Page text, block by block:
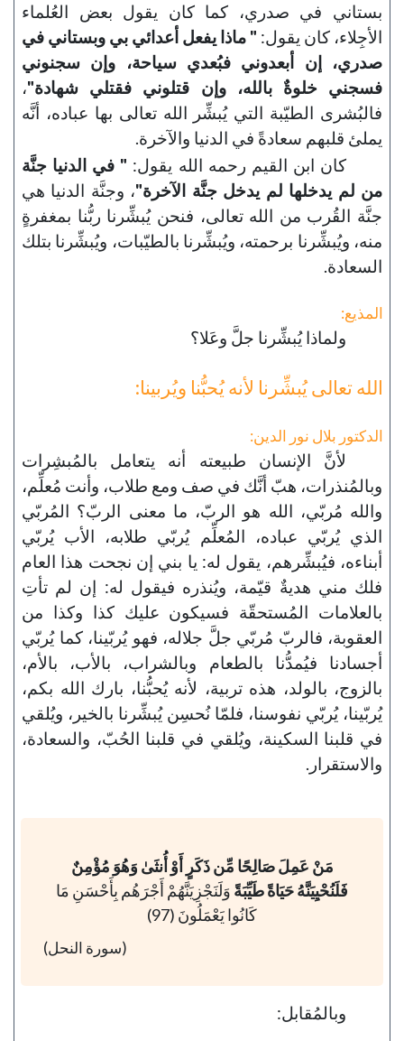
بستاني في صدري، كما كان يقول بعض العُلماء
الأجِلاء، كان يقول: " ماذا يفعل أعدائي بي وبستاني في
صدري، إن أبعدوني فبُعدي سياحة، وإن سجنوني
فسجني خلوةٌ بالله، وإن قتلوني فقتلي شهادة"،
فالبُشرى الطيّبة التي يُبشِّر الله تعالى بها عباده، أنَّه
يملئ قلبهم سعادةً في الدنيا والآخرة.
كان ابن القيم رحمه الله يقول: " في الدنيا جنَّة
من لم يدخلها لم يدخل جنَّة الآخرة"، وجنَّة الدنيا هي
جنَّة القُرب من الله تعالى، فنحن يُبشِّرنا ربُّنا بمغفرةٍ
منه، ويُبشِّرنا برحمته، ويُبشِّرنا بالطيّبات، ويُبشِّرنا بتلك
السعادة.
المذيع:
ولماذا يُبشِّرنا جلَّ وعَلا؟
الله تعالى يُبشِّرنا لأنه يُحبُّنا ويُربينا:
الدكتور بلال نور الدين:
لأنَّ الإنسان طبيعته أنه يتعامل بالمُبشِرات
وبالمُنذرات، هبّ أنَّك في صف ومع طلاب، وأنت مُعلِّم،
والله مُربّي، الله هو الربّ، ما معنى الربّ؟ المُربّي
الذي يُربّي عباده، المُعلِّم يُربّي طلابه، الأب يُربّي
أبناءه، فيُبشِّرهم، يقول له: يا بني إن نجحت هذا العام
فلك مني هديةٌ قيّمة، ويُنذره فيقول له: إن لم تأتِ
بالعلامات المُستحقّة فسيكون عليك كذا وكذا من
العقوبة، فالربّ مُربّي جلَّ جلاله، فهو يُربّينا، كما يُربّي
أجسادنا فيُمدُّنا بالطعام وبالشراب، بالأب، بالأم،
بالزوج، بالولد، هذه تربية، لأنه يُحبُّنا، بارك الله بكم،
يُربّينا، يُربّي نفوسنا، فلمّا نُحسِن يُبشِّرنا بالخير، ويُلقي
في قلبنا السكينة، ويُلقي في قلبنا الحُبّ، والسعادة،
والاستقرار.
مَنْ عَمِلَ صَالِحًا مِّن ذَكَرٍ أَوْ أُنثَىٰ وَهُوَ مُؤْمِنٌ
فَلَنُحْيِيَنَّهُ حَيَاةً طَيِّبَةً وَلَنَجْزِيَنَّهُمْ أَجْرَهُم بِأَحْسَنِ مَا
كَانُوا يَعْمَلُونَ (97)
(سورة النحل)
وبالمُقابل: